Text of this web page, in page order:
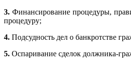
3. Финансирование процедуры,
процедуру;
4. Подсудность дел о банкротстве
5. Оспаривание сделок должника-